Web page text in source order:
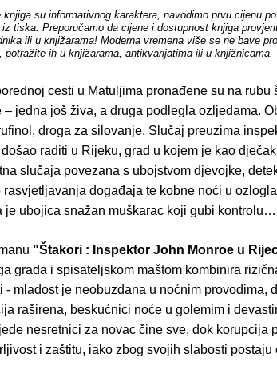
knjiga su informativnog karaktera, navodimo prvu cijenu
iz tiska. Preporučamo da cijene i dostupnost knjiga
ili u knjižarama! Moderna vremena više se ne bave
potražite ih u knjižarama, antikvarijatima ili u knjižnicama.
cesti u Matuljima pronađene su na rubu
– jedna još živa, a druga podlegla ozljedama.
droga za silovanje. Slučaj preuzima
raditi u Rijeku, grad u kojem je kao
slučaja povezana s ubojstvom djevojke,
događaja te kobne noći u
je ubojica snažan muškarac koji gubi kontrolu…
"Štakori : Inspektor John Monroe u
grada i spisateljskom maštom kombinira
- mladost je neobuzdana u noćnim provodima,
raširena, beskućnici noće u golemim i
nesretnici za novac čine sve, dok korupcija
i zaštitu, iako zbog svojih slabosti postaju